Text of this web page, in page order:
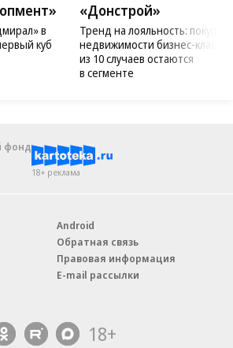
в
куб
«Донстрой»
Тренд на лояльность:
недвижимости бизнес-класса
из 10 случаев остаются
в сегменте
фонд
18+ реклама
Android
Обратная связь
Правовая информация
E-mail рассылки
18+